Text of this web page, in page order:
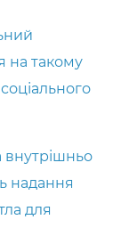
на такому
внутрішньо
надання
для